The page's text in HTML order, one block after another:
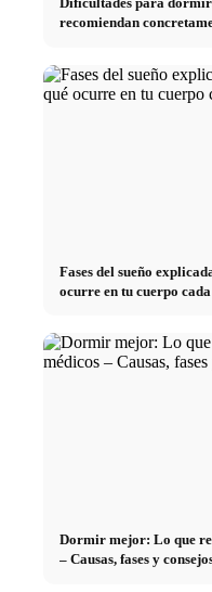
recomiendan
Fases del sueño
ocurre en tu cuerpo
Dormir mejor: Lo que
– Causas, fases y